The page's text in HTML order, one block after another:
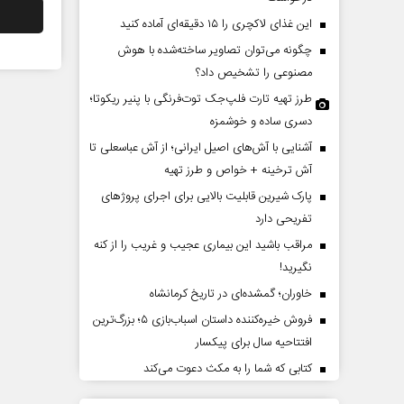
این غذای لاکچری را ۱۵ دقیقه‌ای آماده کنید
چگونه می‌توان تصاویر ساخته‌شده با هوش
مصنوعی را تشخیص داد؟
طرز تهیه تارت فلپ‌جک توت‌فرنگی با پنیر ریکوتا؛
دسری ساده و خوشمزه
آشنایی با آش‌های اصیل ایرانی؛ از آش عباسعلی تا
آش ترخینه + خواص و طرز تهیه
پارک شیرین قابلیت‌ بالایی برای اجرای پروژهای
تفریحی دارد
مراقب باشید این بیماری عجیب و غریب را از کنه
نگیرید!
خاوران؛ گمشده‌ای در تاریخ کرمانشاه
فروش خیره‌کننده داستان اسباب‌بازی ۵؛ بزرگ‌ترین
افتتاحیه سال برای پیکسار
کتابی که شما را به مکث دعوت می‌کند
از باتلاق انرژی تا بن‌بست ترامپ
- سخنگوی کمیسیون انرژی مجلس
زمان در افق ایران
سعدالله زارعی - کارشناس ارشد مسائل